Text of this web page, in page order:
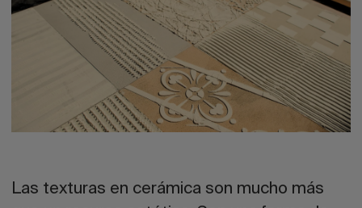
Las texturas en cerámica son mucho más